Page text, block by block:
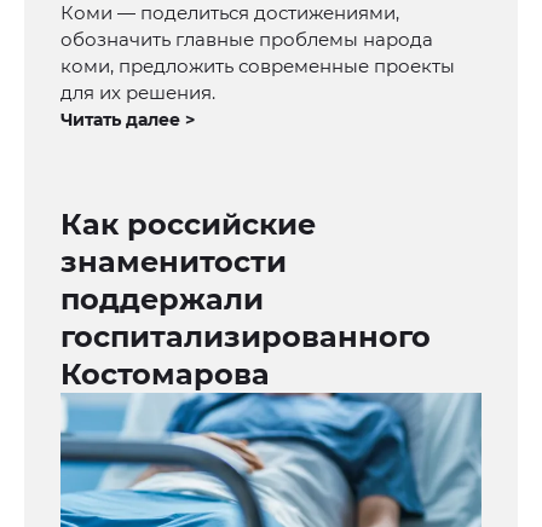
Коми — поделиться достижениями,
обозначить главные проблемы народа
коми, предложить современные проекты
для их решения.
Читать далее >
Как российские
знаменитости
поддержали
госпитализированного
Костомарова